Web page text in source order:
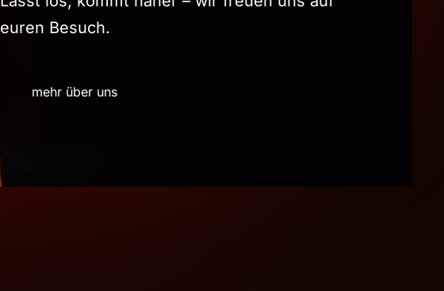
euren Besuch.
mehr über uns